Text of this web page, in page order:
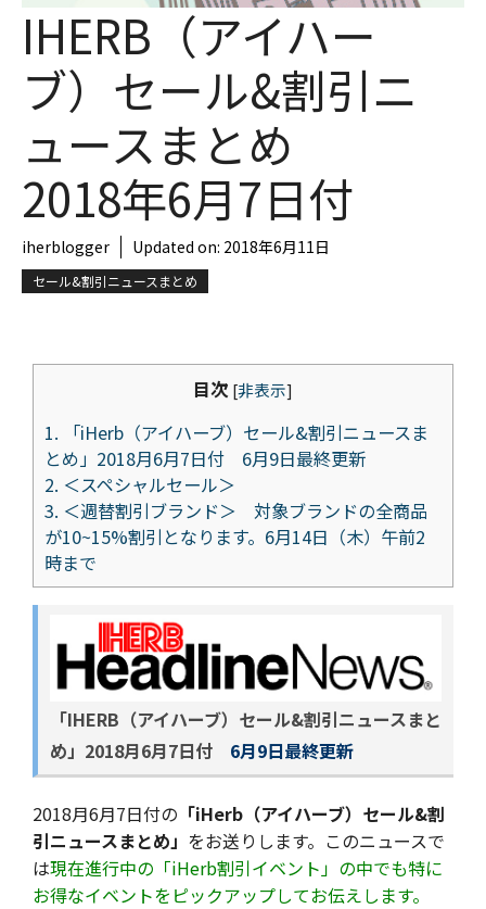
IHERB（アイハー
ブ）セール&割引ニ
ュースまとめ
2018年6月7日付
iherblogger Updated on: 2018年6月11日
セール&割引ニュースまとめ
目次 [非表示]
1. 「iHerb（アイハーブ）セール&割引ニュースま
とめ」2018月6月7日付 6月9日最終更新
2. ＜スペシャルセール＞
3. ＜週替割引ブランド＞ 対象ブランドの全商品
が10~15%割引となります。6月14日（木）午前2
時まで
「IHERB（アイハーブ）セール&割引ニュースまと
め」 2018月6月7日付 6月9日最終更新
2018月6月7日付の 「iHerb（アイハーブ）セール&割
引ニュースまとめ」 をお送りします。このニュースで
は現在進行中の「iHerb割引イベント」の中でも特に
お得なイベントをピックアップしてお伝えします。